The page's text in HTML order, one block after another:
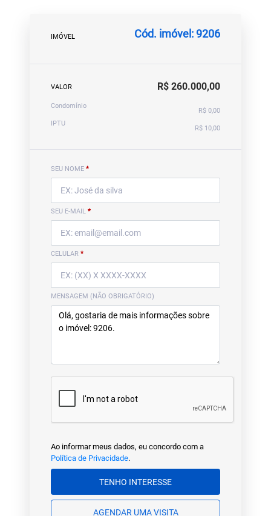
IMÓVEL Cód. imóvel: 9206
VALOR R$ 260.000,00
Condomínio
R$ 0,00
IPTU
R$ 10,00
SEU NOME *
SEU E-MAIL *
CELULAR *
MENSAGEM (NÃO OBRIGATÓRIO)
Ao informar meus dados, eu concordo com a
Política de Privacidade.
TENHO INTERESSE
AGENDAR UMA VISITA